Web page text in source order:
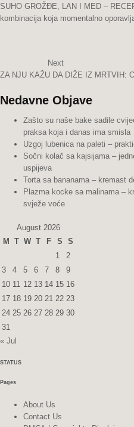
SUHO GROŽĐE, LAN I MED –
kombinacija koja momentalno
Next
ZA NJU KAŽU DA DIŽE IZ MRTVIH:
Nedavne Objave
Zašto su naše bake sadile
praksa koja i danas ima smisla
Uzgoj lubenica na paleti –
Sočni kolač sa kajsijama –
uspijeva
Torta sa bananama – kremast
Plazma kocke sa malinama –
svježe voće
August 2026
M
T W T F S
S
1
2
3
4 5 6 7 8
9
10 11 12 13 14 15 16
17 18 19 20 21 22 23
24 25 26 27 28 29 30
31
« Jul
STATUS
Pages
About Us
Contact Us